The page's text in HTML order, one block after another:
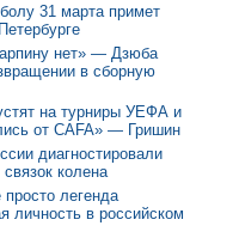
31 марта примет
нет» — Дзюба
в сборную
на турниры УЕФА и
от CAFA» — Гришин
диагностировали
колена
легенда
личность в российском